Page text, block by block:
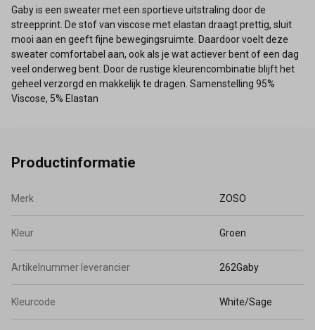
Gaby is een sweater met een sportieve uitstraling door de
streepprint. De stof van viscose met elastan draagt prettig, sluit
mooi aan en geeft fijne bewegingsruimte. Daardoor voelt deze
sweater comfortabel aan, ook als je wat actiever bent of een dag
veel onderweg bent. Door de rustige kleurencombinatie blijft het
geheel verzorgd en makkelijk te dragen. Samenstelling 95%
Viscose, 5% Elastan
Productinformatie
Merk ZOSO
Kleur Groen
Artikelnummer leverancier 262Gaby
Kleurcode White/Sage